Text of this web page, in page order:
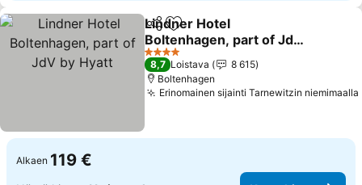
Jaa Lisää suosikkeihin
Lindner Hotel
Boltenhagen, part of JdV
by Hyatt
4 Tähtiluokitus
8,7 Loistava
8 615
Boltenhagen
Erinomainen sijainti Tarnewitzin niemimaalla
Alkaen 119 €